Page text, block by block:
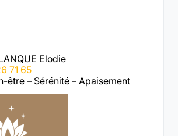
Elodie
71 65
être – Sérénité – Apaisement